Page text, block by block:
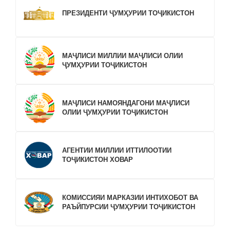
ПРЕЗИДЕНТИ ҶУМҲУРИИ ТОҶИКИСТОН
МАҶЛИСИ МИЛЛИИ МАҶЛИСИ ОЛИИ
ҶУМҲУРИИ ТОҶИКИСТОН
МАҶЛИСИ НАМОЯНДАГОНИ МАҶЛИСИ
ОЛИИ ҶУМҲУРИИ ТОҶИКИСТОН
АГЕНТИИ МИЛЛИИ ИТТИЛООТИИ
ТОҶИКИСТОН ХОВАР
КОМИССИЯИ МАРКАЗИИ ИНТИХОБОТ ВА
РАЪЙПУРСИИ ҶУМҲУРИИ ТОҶИКИСТОН